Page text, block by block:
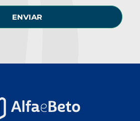
ENVIAR